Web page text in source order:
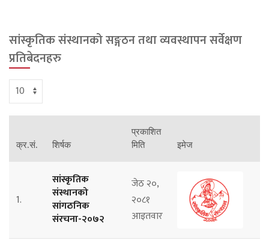
सांस्कृतिक संस्थानको सङ्गठन तथा व्यवस्थापन सर्वेक्षण
प्रतिबेदनहरु
क्र.सं. शिर्षक
प्रकाशित
मिति
इमेज
1.
सांस्कृतिक
संस्थानको
सांगठनिक
संरचना-२०७२
जेठ २०,
२०८१
आइतवार